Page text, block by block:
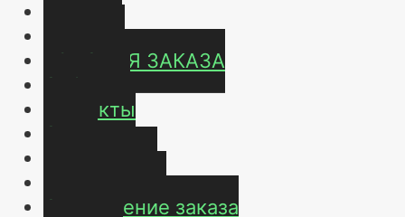
УСЛОВИЯ ЗАКАЗА
ОТЗЫВЫ
Контакты
О нас
Оформление заказа